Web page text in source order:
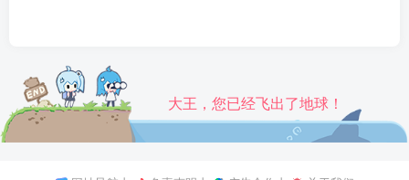
大王，您已经飞出了地球！